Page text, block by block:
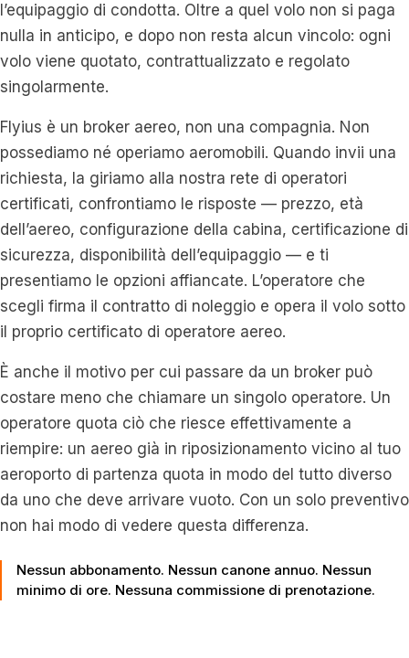
l’equipaggio di condotta. Oltre a quel volo non si paga
nulla in anticipo, e dopo non resta alcun vincolo: ogni
volo viene quotato, contrattualizzato e regolato
singolarmente.
Flyius è un broker aereo, non una compagnia. Non
possediamo né operiamo aeromobili. Quando invii una
richiesta, la giriamo alla nostra rete di operatori
certificati, confrontiamo le risposte — prezzo, età
dell’aereo, configurazione della cabina, certificazione di
sicurezza, disponibilità dell’equipaggio — e ti
presentiamo le opzioni affiancate. L’operatore che
scegli firma il contratto di noleggio e opera il volo sotto
il proprio certificato di operatore aereo.
È anche il motivo per cui passare da un broker può
costare meno che chiamare un singolo operatore. Un
operatore quota ciò che riesce effettivamente a
riempire: un aereo già in riposizionamento vicino al tuo
aeroporto di partenza quota in modo del tutto diverso
da uno che deve arrivare vuoto. Con un solo preventivo
non hai modo di vedere questa differenza.
Nessun abbonamento. Nessun canone annuo. Nessun
minimo di ore. Nessuna commissione di prenotazione.